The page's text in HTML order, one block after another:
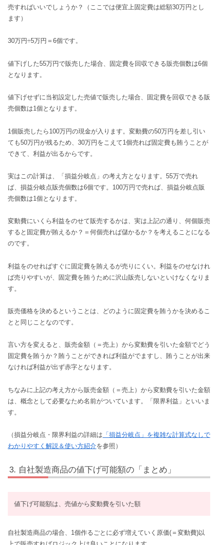
売すればいいでしょうか？（ここでは便宜上固定費は総額30万円とし
ます）
30万円÷5万円＝6個です。
値下げした55万円で販売した場合、固定費を回収できる販売個数は6個
となります。
値下げせずに当初設定した売値で販売した場合、固定費を回収できる販
売個数は1個となります。
1個販売したら100万円の現金が入ります。変動費の50万円を差し引い
ても50万円が残るため、30万円をこえて1個売れば固定費も賄うことが
できて、利益が出るからです。
実はこの計算は、「損益分岐点」の考え方となります。55万で売れ
ば、損益分岐点販売個数は6個です。100万円で売れば、損益分岐点販
売個数は1個となります。
変動費にいくら利益をのせて販売するかは、実は上記の通り、何個販売
すると固定費が賄えるか？＝何個売れば儲かるか？を考えることになる
のです。
利益をのせればすぐに固定費を賄えるが売りにくい。利益をのせなけれ
ば売りやすいが、固定費を賄うために沢山販売しないといけなくなりま
す。
販売価格を決めるということは、どのように固定費を賄うかを決めるこ
とと同じことなのです。
言い方を変えると、販売金額（＝売上）から変動費を引いた金額でどう
固定費を賄うか？賄うことができれば利益がでますし、賄うことが出来
なければ利益が出ず赤字となります。
ちなみに上記の考え方から販売金額（＝売上）から変動費を引いた金額
は、概念として必要なため名前がついています。「限界利益」といいま
す。
（損益分岐点・限界利益の詳細は 「損益分岐点」を複雑な計算式なしで
わかりやすく解説＆使い方紹介を参照）
自社製造商品の値下げ可能額の「まとめ」
値下げ可能額は、売値から変動費を引いた額
自社製造商品の場合、1個作るごとに必ず増えていく原価(＝変動費)以